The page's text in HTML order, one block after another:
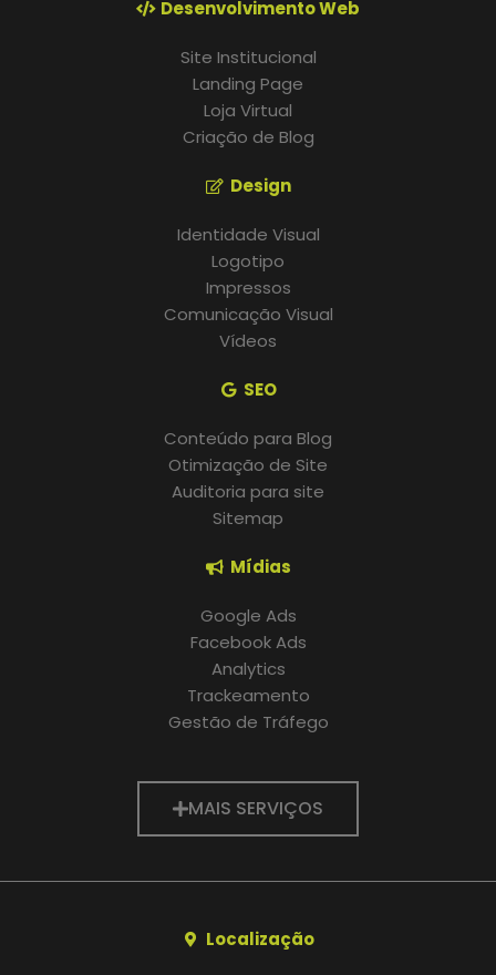
Desenvolvimento Web
Site Institucional
Landing Page
Loja Virtual
Criação de Blog
Design
Identidade Visual
Logotipo
Impressos
Comunicação Visual
Vídeos
SEO
Conteúdo para Blog
Otimização de Site
Auditoria para site
Sitemap
Mídias
Google Ads
Facebook Ads
Analytics
Trackeamento
Gestão de Tráfego
MAIS SERVIÇOS
Localização